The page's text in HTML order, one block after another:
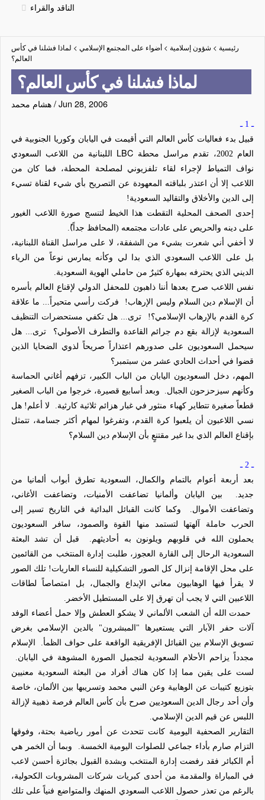
الناقد والقراء
رئيسية > شؤون إسلامية >أضواء على المجتمع الإسلامي > لماذا فشلنا في كأس
العالم؟
لماذا فشلنا في كأس العالم؟
هشام محمد/Jun 28, 2006
ـ 1 ـ
قبيل بدء فعاليات كأس العالم التي أقيمت في اليابان وكوريا الجنوبية في
العام 2002، تقدم مراسل محطة
LBC اللبنانية من اللاعب السعودي
نواف التمياط لإجراء لقاء تلفزيوني لمصلحة المحطة، فما كان من
اللاعب إلا أن اعتذر بلباقته المعهودة عن التصريح بأي شيء لقناة تسيء
إلى الدين والأخلاق والتقاليد السعودية!
إحدى الصحف المحلية التقطت هذا الخيط لتنسج صورة اللاعب الغيور
على دينه والحريص على عادات مجتمعه (المحافظ جداً)ً.
لا أخفي أني شعرت بشيء من الشفقة، لا على مراسل القناة اللبنانية،
بل على اللاعب السعودي الذي بدا لي وكأنه يمارس نوعاً من الرياء
الديني الذي يحترفه بمهارة كثيرٌ من حاملي الهوية السعودية.
نفس اللاعب صرح بعدها أننا ذاهبون للمحفل الدولي لإقناع العالم بأسره
أن الإسلام دين السلام وليس الإرهاب!
فركت رأسي متحيراً... ما علاقة
كرة القدم بالإرهاب الإسلامي؟!
ترى... هل تكفي مستحضرات التنظيف
السعودية لإزالة بقع دم جرائم القاعدة والتطرف الأصولي؟
ترى... هل
سيحمل السعوديون على صدورهم اعتذاراً صريحاً لذوي الضحايا الذين
قضوا في أحداث الحادي عشر من سبتمبر؟
المهم، دخل السعوديون اليابان من الباب الكبير، تزفهم أغاني الحماسة
وكأنهم سيزحزحون الجبال.
وبعد أسابيع قصيرة، خرجوا من الباب الصغير
قطعاً صغيرة تتطاير كهباء منثور في غبار هزائم ثلاثية كارثية.
لا أعلم! هل
نسي اللاعبون أن يلعبوا كرة القدم، وتفرغوا لمهام أكثر جسامة، تتمثل
بإقناع العالم الذي بدا غير مقتنعٍبأن الإسلام دين السلام؟
ـ 2 ـ
بعد أربعة أعوام بالتمام والكمال، السعودية تطرق أبواب ألمانيا من
جديد.
بين اليابان وألمانيا تضاعفت الأمنيات، وتضاعفت الأغاني،
وتضاعفت الأموال.
وكما كانت القبائل البدائية في التاريخ تسير إلى
الحرب حاملة آلهتها لتستمد منها القوة والصمود، سافر السعوديون
يحملون الله في قلوبهم ويلونون به أحاديثهم.
قبل أن تشد البعثة
السعودية الرحال إلى القارة العجوز، طلبت إدارة المنتخب من القائمين
على محل الإقامة إنزال كل الصور التشكيلية للنساء العاريات! تلك الصور
لا يقرأ فيها الوهابيون معاني الإبداع والجمال، بل امتصاصاً لطاقات
اللاعبين التي لا يجب أن تهرق إلا على المستطيل الأخضر.
حمدت الله أن الشعب الألماني لا يشكو العطش وإلا حمل أعضاء الوفد
آلات حفر الآبار التي يستعيرها "المبشرون"
بالدين الإسلامي بغرض
تسويق الإسلام بين القبائل الإفريقية الواقعة على حواف الظمأ.
الإسلام
مجدداً يزاحم الأحلام السعودية لتجميل الصورة المشوهة في اليابان.
لست على يقين مما إذا كان هناك أفراد من البعثة السعودية معنيين
بتوزيع كتيبات عن الوهابية وعن النبي محمد وتسريبها بين الألمان، خاصة
وأن أحد رجال الدين السعوديين صرح بأن كأس العالم فرصة ذهبية لإزالة
اللبس عن قيم الدين الإسلامي.
التقارير الصحفية اليومية كانت تتحدث عن أمور رياضية بحتة، وفوقها
التزام صارم بأداء جماعي للصلوات اليومية الخمسة.
وبما أن الخمر هي
أم الكبائر فقد رفضت إدارة المنتخب وبشدة القبول بجائزة أحسن لاعب
في المباراة والمقدمة من أحدى كبريات شركات المشروبات الكحولية،
بالرغم من تعذر حصول اللاعب السعودي المنهك والمتواضع فنياً على تلك